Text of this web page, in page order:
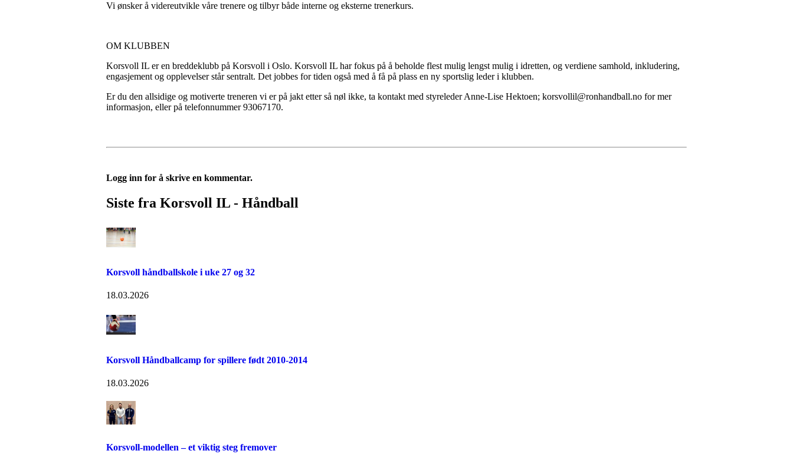
Vi ønsker å videreutvikle våre trenere og tilbyr både interne og eksterne trenerkurs.
OM KLUBBEN
Korsvoll IL er en breddeklubb på Korsvoll i Oslo. Korsvoll IL har fokus på å beholde flest mulig lengst mulig i idretten, og verdiene samhold, inkludering,
engasjement og opplevelser står sentralt. Det jobbes for tiden også med å få på plass en ny sportslig leder i klubben.
Er du den allsidige og motiverte treneren vi er på jakt etter så nøl ikke, ta kontakt med styreleder Anne-Lise Hektoen; korsvollil@ronhandball.no for mer
informasjon, eller på telefonnummer 93067170.
Logg inn for å skrive en kommentar.
Siste fra Korsvoll IL - Håndball
Korsvoll håndballskole i uke 27 og 32
18.03.2026
Korsvoll Håndballcamp for spillere født 2010-2014
18.03.2026
Korsvoll-modellen – et viktig steg fremover